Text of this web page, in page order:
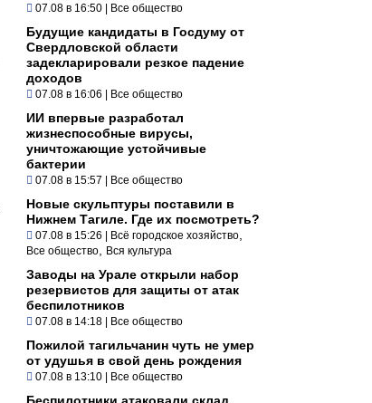
07.08 в 16:50 | Все общество
Будущие кандидаты в Госдуму от
Свердловской области
задекларировали резкое падение
доходов
07.08 в 16:06 | Все общество
ИИ впервые разработал
жизнеспособные вирусы,
уничтожающие устойчивые
бактерии
07.08 в 15:57 | Все общество
Новые скульптуры поставили в
Нижнем Тагиле. Где их посмотреть?
07.08 в 15:26 | Всё городское хозяйство
Все общество Вся культура
Заводы на Урале открыли набор
резервистов для защиты от атак
беспилотников
07.08 в 14:18 | Все общество
Пожилой тагильчанин чуть не умер
от удушья в свой день рождения
07.08 в 13:10 | Все общество
Беспилотники атаковали склад